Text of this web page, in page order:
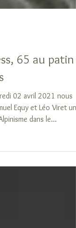
65 au patin
dans le...